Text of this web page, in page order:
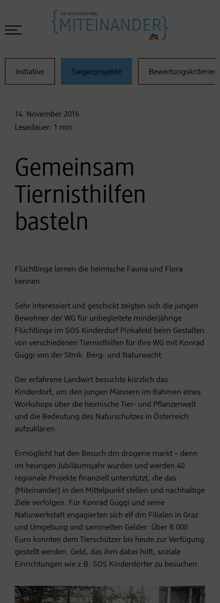
Initiative Siegerprojekte Bewertungskriterien
14. November 2016
Lesedauer: 1 min
Gemeinsam
Tiernisthilfen
basteln
Flüchtlinge lernen die heimische Fauna und Flora
kennen
Sehr interessiert und geschickt zeigten sich die jungen
Bewohner der WG für unbegleitete minderjährige
Flüchtlinge im SOS Kinderdorf Pinkafeld beim Gestalten
von verschiedenen Tiernisthilfen für ihre WG mit Konrad
Guggi von der Stmk. Berg- und Naturwacht.
Der erfahrene Landwirt besuchte kürzlich das
Kinderdorf, um den jungen Männern im Rahmen eines
Workshops über die heimische Tier- und Pflanzenwelt
und die Bedeutung des Naturschutzes in Österreich
aufzuklären.
Ermöglicht hat den Besuch dm drogerie markt – denn
im heurigen Jubiläumsjahr wurden und werden 40
regionale Projekte finanziell unterstützt, die das
{Miteinander} in den Mittelpunkt stellen und nachhaltige
Ziele verfolgen. Für Konrad Guggi und seine
Naturwerkstatt engagierten sich elf dm Filialen in Graz
und Umgebung und sammelten Gelder: Über 8.000
Euro konnten dem Tierschützer bis heute zur Verfügung
gestellt werden. Geld, das ihm dabei hilft, soziale
Einrichtungen wie z.B. SOS Kinderdörfer zu besuchen.